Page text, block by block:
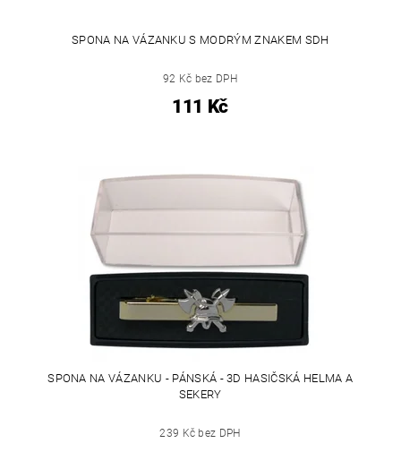
SPONA NA VÁZANKU S MODRÝM ZNAKEM SDH
92 Kč bez DPH
111 Kč
SPONA NA VÁZANKU - PÁNSKÁ - 3D HASIČSKÁ HELMA A
SEKERY
239 Kč bez DPH